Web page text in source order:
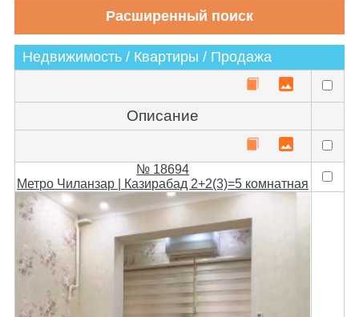
Недвижимость / Квартиры / Продажа
Описание
№ 18694
Метро Чиланзар | Казирабад 2+2(3)=5 комнатная